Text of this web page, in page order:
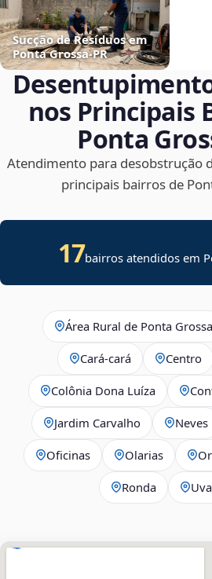
Sucção de Resíduos em
Ponta Grossa‑PR
nos Principais
Ponta
Atendimento para desobstrução
principais bairros de
17bairros atendidos em
Área Rural de Ponta Grossa
Cará-cará Centro
Colônia Dona Luíza
Jardim Carvalho Neves
Oficinas Olarias
Ronda